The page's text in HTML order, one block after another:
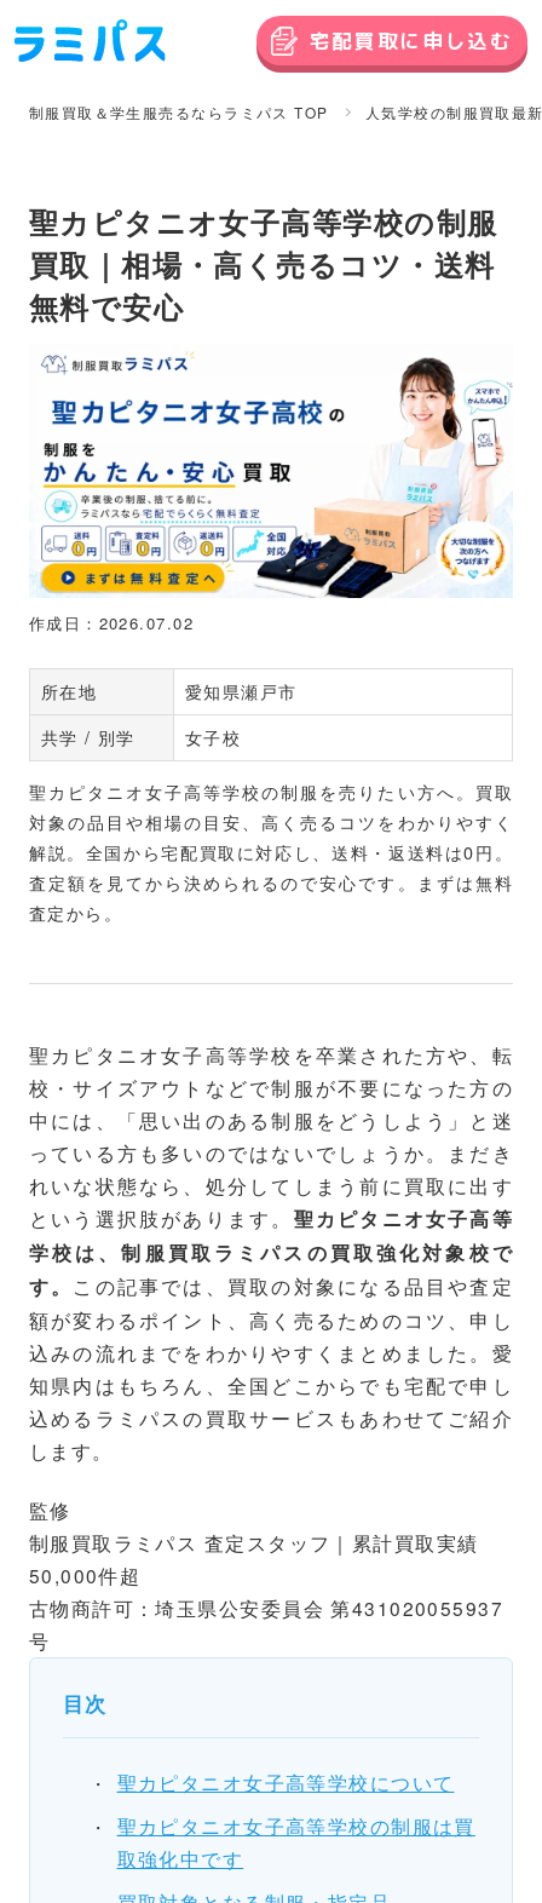
宅配買取に申し込む
制服買取＆学生服売るならラミパス TOP 人気学校の制服買取最
聖カピタニオ女子高等学校の制服
買取｜相場・高く売るコツ・送料
無料で安心
作成日：2026.07.02
所在地
愛知県瀬戸市
共学 / 別学
女子校
聖カピタニオ女子高等学校の制服を売りたい方へ。買取
対象の品目や相場の目安、高く売るコツをわかりやすく
解説。全国から宅配買取に対応し、送料・返送料は0円。
査定額を見てから決められるので安心です。まずは無料
査定から。
聖カピタニオ女子高等学校を卒業された方や、転
校・サイズアウトなどで制服が不要になった方の
中には、「思い出のある制服をどうしよう」と迷
っている方も多いのではないでしょうか。まだき
れいな状態なら、処分してしまう前に買取に出す
という選択肢があります。 聖カピタニオ女子高等
学校は、制服買取ラミパスの買取強化対象校で
す。 この記事では、買取の対象になる品目や査定
額が変わるポイント、高く売るためのコツ、申し
込みの流れまでをわかりやすくまとめました。愛
知県内はもちろん、全国どこからでも宅配で申し
込めるラミパスの買取サービスもあわせてご紹介
します。
監修
制服買取ラミパス 査定スタッフ｜累計買取実績
50,000件超
古物商許可：埼玉県公安委員会 第431020055937
号
目次
聖カピタニオ女子高等学校について
聖カピタニオ女子高等学校の制服は買
取強化中です